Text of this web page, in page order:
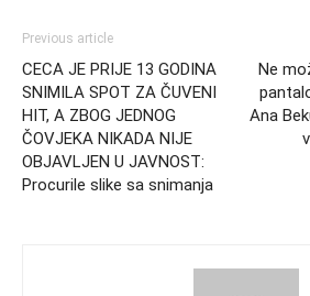
Previous article
CECA JE PRIJE 13 GODINA
SNIMILA SPOT ZA ČUVENI
HIT, A ZBOG JEDNOG
ČOVJEKA NIKADA NIJE
OBJAVLJEN U JAVNOST:
Procurile slike sa snimanja
Ne
Ana